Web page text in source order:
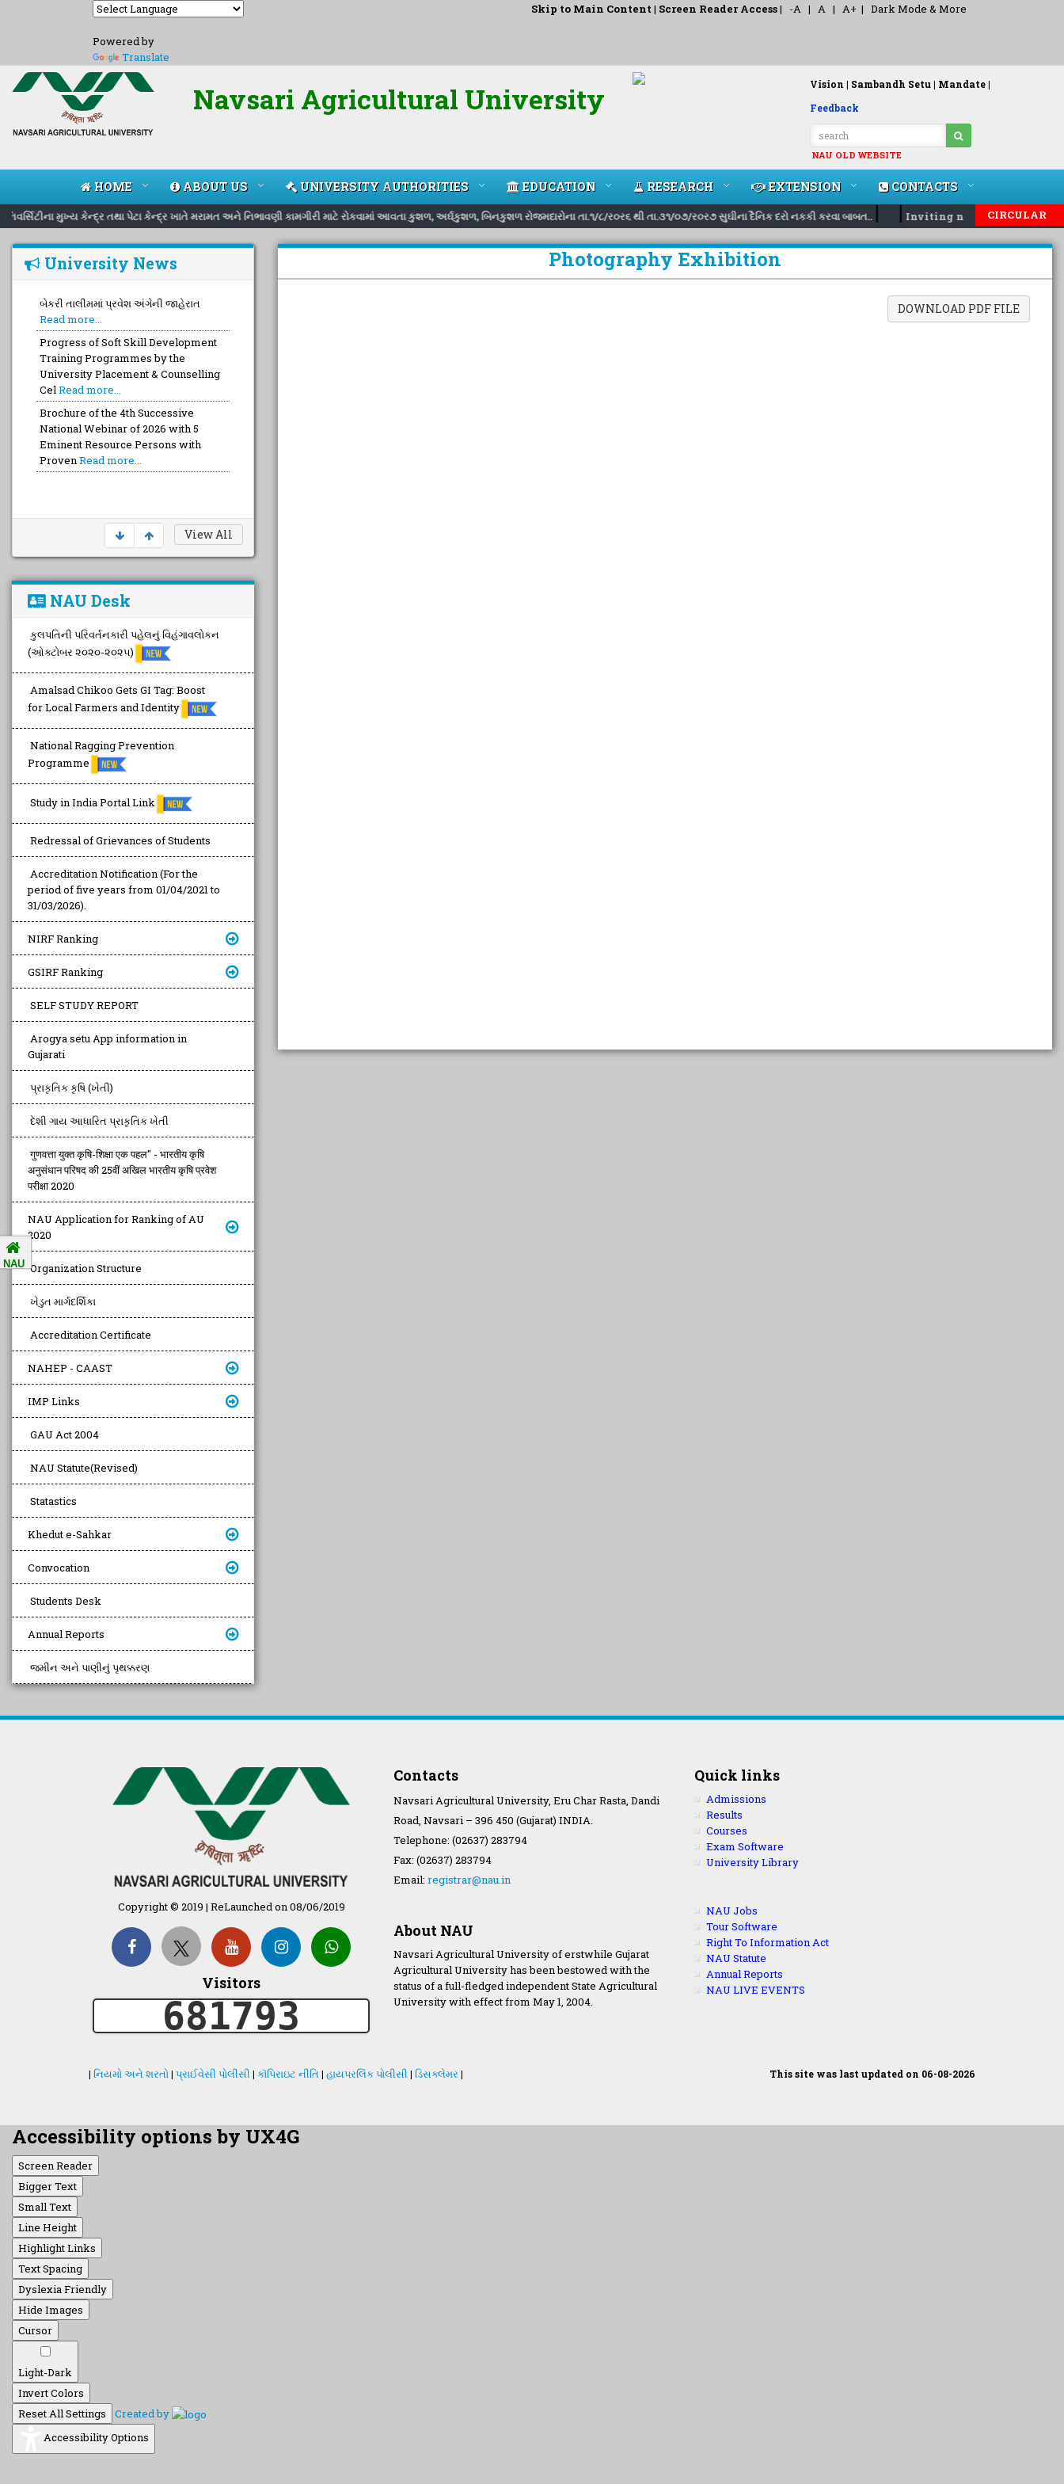
Powered by
Translate
Skip to Main Content | Screen Reader Access| -A | A | A+ | Dark Mode & More
Navsari Agricultural University Vision | Sambandh Setu | Mandate |
Feedback
NAU OLD WEBSITE
HOME ABOUT US UNIVERSITY AUTHORITIES EDUCATION RESEARCH EXTENSION CONTACTS
મુખ્ય કેન્દ્ર તથા પેટા કેન્દ્ર ખાતે મરામત અને નિભાવણી કામગીરી માટે રોકવામાં આવતા કુશળ, અર્ઘકુશળ, બિનકુશળ રોજમદારોના તા.૧/૮/ર૦ર૬ થી તા.૩૧/૦૭/ર૦ર૭ સુઘીના દૈનિક દરો નકકી કરવા બાબત..| | Inviting nomination for 5
CIRCULAR
University News
બેકરી તાલીમમાં પ્રવેશ અંગેની જાહેરાત
Read more...
Progress of Soft Skill Development
Training Programmes by the
University Placement & Counselling
CelRead more...
Brochure of the 4th Successive
National Webinar of 2026 with 5
Eminent Resource Persons with
ProvenRead more...
View All
NAU Desk
કુલપતિની પરિવર્તનકારી પહેલનું વિહંગાવલોકન
(ઓક્ટોબર ૨૦૨૦-૨૦૨૫)
Amalsad Chikoo Gets GI Tag: Boost
for Local Farmers and Identity
National Ragging Prevention
Programme
Study in India Portal Link
Redressal of Grievances of Students
Accreditation Notification (For the
period of five years from 01/04/2021 to
31/03/2026).
NIRF Ranking
GSIRF Ranking
SELF STUDY REPORT
Arogya setu App information in
Gujarati
પ્રાકૃતિક કૃષિ (ખેતી)
દેશી ગાય આધારિત પ્રાકૃતિક ખેતી
गुणवत्ता युक्त कृषि-शिक्षा एक पहल" - भारतीय कृषि
अनुसंधान परिषद की 25वीं अखिल भारतीय कृषि प्रवेश
परीक्षा 2020
NAU Application for Ranking of AU
2020
Organization Structure
ખેડુત માર્ગદર્શિકા
Accreditation Certificate
NAHEP - CAAST
IMP Links
GAU Act 2004
NAU Statute(Revised)
Statastics
Khedut e-Sahkar
Convocation
Students Desk
Annual Reports
જમીન અને પાણીનું પૃથક્કરણ
Photography Exhibition
DOWNLOAD PDF FILE
Copyright © 2019 | ReLaunched on 08/06/2019
Visitors
681793
Contacts
Navsari Agricultural University, Eru Char Rasta, Dandi
Road, Navsari – 396 450 (Gujarat) INDIA.
Telephone: (02637) 283794
Fax: (02637) 283794
Email: registrar@nau.in
About NAU
Navsari Agricultural University of erstwhile Gujarat
Agricultural University has been bestowed with the
status of a full-fledged independent State Agricultural
University with effect from May 1, 2004.
Quick links
Admissions
Results
Courses
Exam Software
University Library
NAU Jobs
Tour Software
Right To Information Act
NAU Statute
Annual Reports
NAU LIVE EVENTS
| નિયમો અને શરતો| પ્રાઈવેસી પોલીસી | કૉપિરાઇટ નીતિ | હાયપરલિંક પોલીસી | ડિસક્લેમર | This site was last updated on 06-08-2026
NAU
Accessibility options by UX4G
Screen Reader
Bigger Text
Small Text
Line Height
Highlight Links
Text Spacing
Dyslexia Friendly
Hide Images
Cursor
Light-Dark
Invert Colors
Reset All Settings
Created by
Accessibility Options